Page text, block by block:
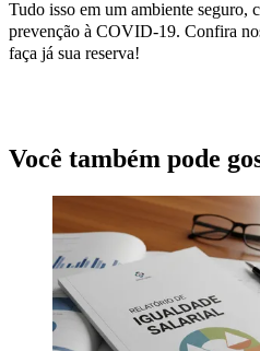
Tudo isso em um ambiente seguro,
prevenção à COVID-19. Confira
faça já sua reserva!
Você também pode